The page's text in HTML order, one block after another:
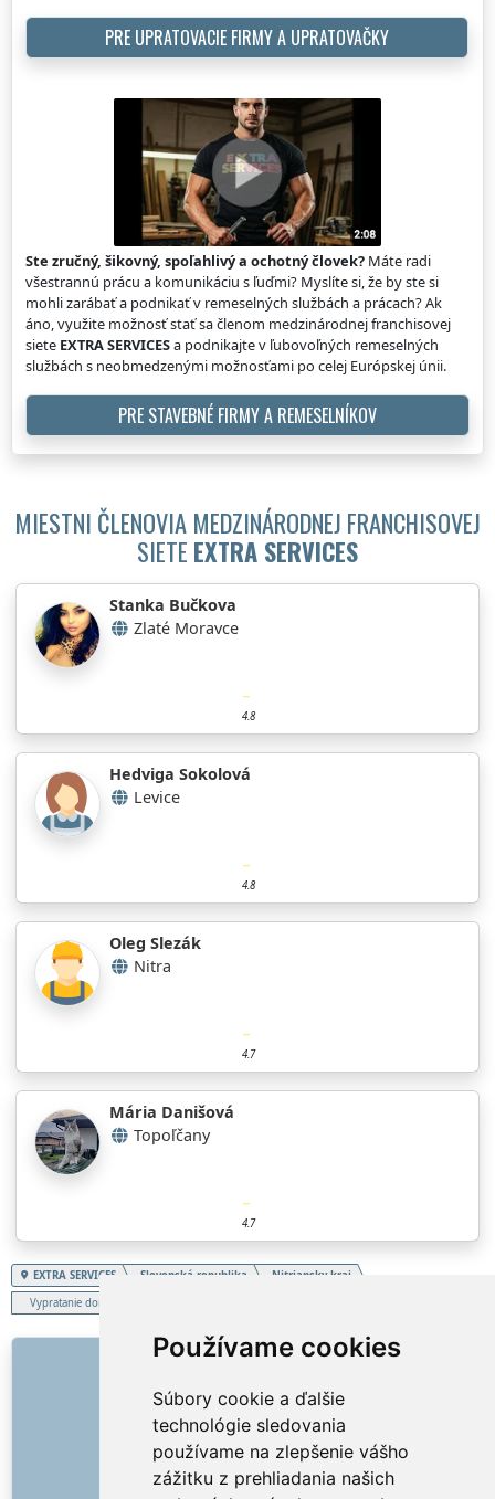
Používame cookies
Súbory cookie a ďalšie
technológie sledovania
používame na zlepšenie vášho
zážitku z prehliadania našich
PRE UPRATOVACIE FIRMY A UPRATOVAČKY
Ste zručný, šikovný, spoľahlivý a ochotný človek? Máte radi
všestrannú prácu a komunikáciu s ľuďmi? Myslíte si, že by ste si
mohli zarábať a podnikať v remeselných službách a prácach? Ak
áno, využite možnosť stať sa členom medzinárodnej franchisovej
siete EXTRA SERVICESa podnikajte v ľubovoľných remeselných
službách s neobmedzenými možnosťami po celej Európskej únii.
PRE STAVEBNÉ FIRMY A REMESELNÍKOV
MIESTNI ČLENOVIA MEDZINÁRODNEJ FRANCHISOVEJ
SIETE EXTRA SERVICES
Stanka Bučkova
Zlaté Moravce
4.8
Hedviga Sokolová
Levice
4.8
Oleg Slezák
Nitra
4.7
Mária Danišová
Topoľčany
4.7
EXTRA SERVICES Slovenská republika
Nitriansky kraj
Vypratanie domácnosti
ODKAZY
O nás
Ako to všetko začalo
Cenník
Všeobecné obchodné podmienky